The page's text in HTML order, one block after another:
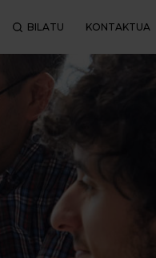
BILATU KONTAKTUA